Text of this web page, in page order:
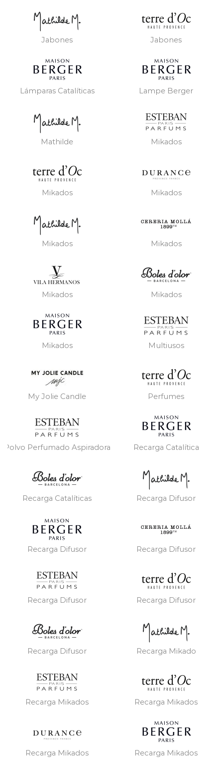
Jabones Jabones
Lámparas Catalíticas Lampe Berger
Mathilde Mikados
Mikados Mikados
Mikados Mikados
Mikados Mikados
Mikados Multiusos
My Jolie Candle Perfumes
Polvo Perfumado Aspiradora Recarga Catalítica
Recarga Catalíticas Recarga Difusor
Recarga Difusor Recarga Difusor
Recarga Difusor Recarga Difusor
Recarga Difusor Recarga Mikado
Recarga Mikados Recarga Mikados
Recarga Mikados Recarga Mikados